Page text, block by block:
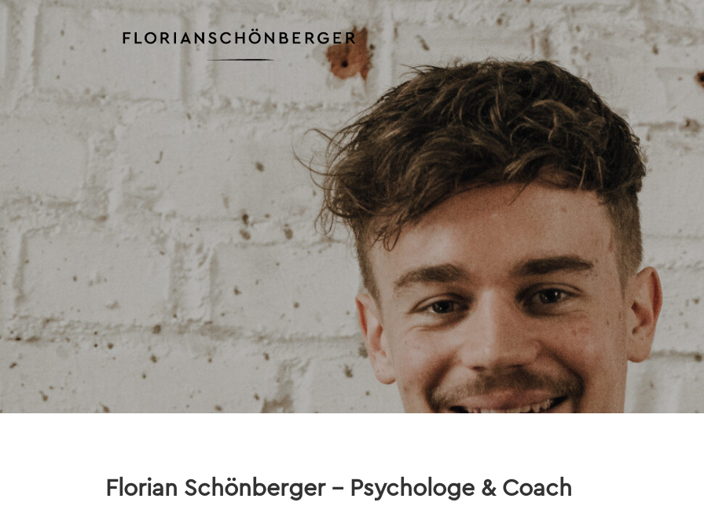
.
.
.
.
.
Florian Schönberger – Psychologe & Coach